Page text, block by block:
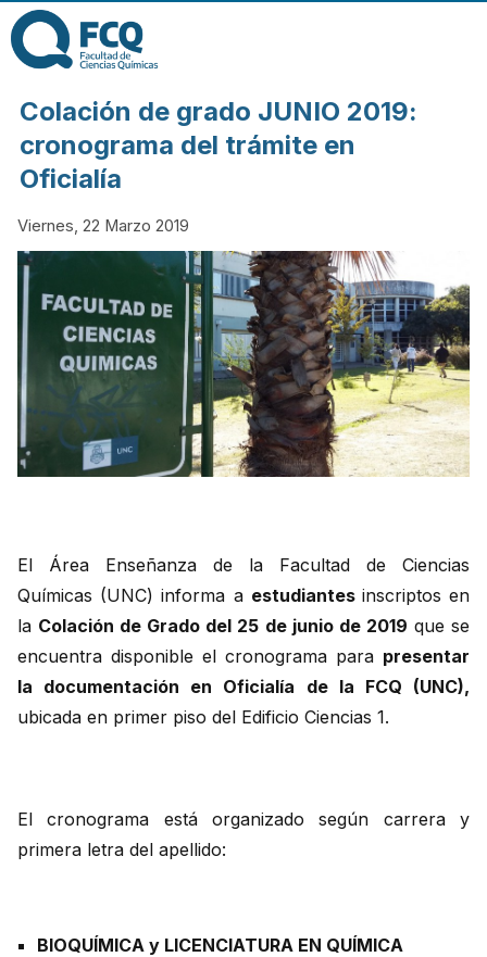
FACULTAD DE
CIENCIAS
LA
UNIVERSIDAD
NACIONAL DE
CÓRDOBA
Colación de grado JUNIO 2019:
cronograma del trámite en
Oficialía
Viernes, 22 Marzo 2019
El Área Enseñanza de la Facultad de Ciencias
Químicas (UNC) informa a estudiantes inscriptos en
la Colación de Grado del 25 de junio de 2019 que se
encuentra disponible el cronograma para presentar
la documentación en Oficialía de la FCQ (UNC),
ubicada en primer piso del Edificio Ciencias 1.
El cronograma está organizado según carrera y
primera letra del apellido:
BIOQUÍMICA y LICENCIATURA EN QUÍMICA